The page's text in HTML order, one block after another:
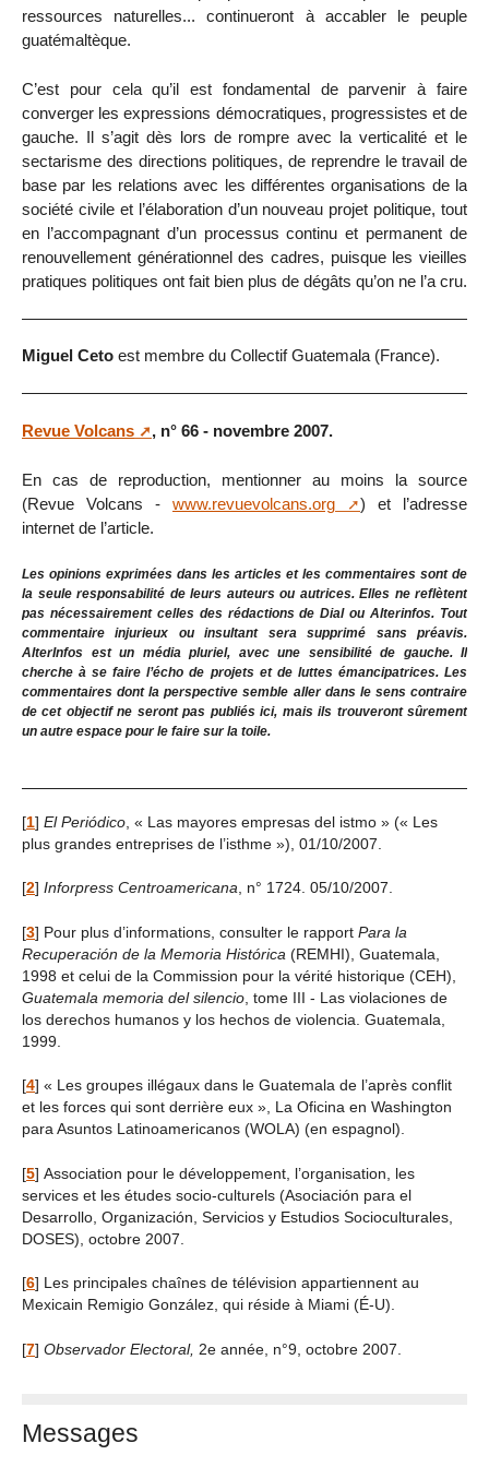
ressources naturelles... continueront à accabler le peuple
guatémaltèque.
C’est pour cela qu’il est fondamental de parvenir à faire
converger les expressions démocratiques, progressistes et de
gauche. Il s’agit dès lors de rompre avec la verticalité et le
sectarisme des directions politiques, de reprendre le travail de
base par les relations avec les différentes organisations de la
société civile et l’élaboration d’un nouveau projet politique, tout
en l’accompagnant d’un processus continu et permanent de
renouvellement générationnel des cadres, puisque les vieilles
pratiques politiques ont fait bien plus de dégâts qu’on ne l’a cru.
Miguel Ceto est membre du Collectif Guatemala (France).
Revue Volcans , n° 66 - novembre 2007.
En cas de reproduction, mentionner au moins la source
(Revue Volcans - www.revuevolcans.org
) et l’adresse
internet de l’article.
Les opinions exprimées dans les articles et les commentaires sont de
la seule responsabilité de leurs auteurs ou autrices. Elles ne reflètent
pas nécessairement celles des rédactions de Dial ou Alterinfos. Tout
commentaire injurieux ou insultant sera supprimé sans préavis.
AlterInfos est un média pluriel, avec une sensibilité de gauche. Il
cherche à se faire l’écho de projets et de luttes émancipatrices. Les
commentaires dont la perspective semble aller dans le sens contraire
de cet objectif ne seront pas publiés ici, mais ils trouveront sûrement
un autre espace pour le faire sur la toile.
[1] El Periódico , « Las mayores empresas del istmo » (« Les
plus grandes entreprises de l’isthme »), 01/10/2007.
[2] Inforpress Centroamericana, n° 1724. 05/10/2007.
[3] Pour plus d’informations, consulter le rapport Para la
Recuperación de la Memoria Histórica (REMHI), Guatemala,
1998 et celui de la Commission pour la vérité historique (CEH),
Guatemala memoria del silencio , tome III - Las violaciones de
los derechos humanos y los hechos de violencia. Guatemala,
1999.
[4] « Les groupes illégaux dans le Guatemala de l’après conflit
et les forces qui sont derrière eux », La Oficina en Washington
para Asuntos Latinoamericanos (WOLA) (en espagnol).
[5] Association pour le développement, l’organisation, les
services et les études socio-culturels (Asociación para el
Desarrollo, Organización, Servicios y Estudios Socioculturales,
DOSES), octobre 2007.
[6] Les principales chaînes de télévision appartiennent au
Mexicain Remigio González, qui réside à Miami (É-U).
[7] Observador Electoral, 2e année, n°9, octobre 2007.
Messages